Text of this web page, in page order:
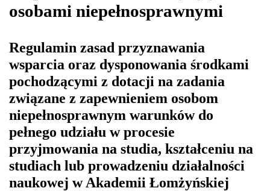
E-booki Projekt PWSIiP w Łomży dostępna i bez barier
Biblioteka Lektoraty z języków obcych
Koordynatorzy Zapewnienie dostepności
Ubezpieczenia Dom Studenta Kredyty studenckie Psycholog
Legia Akademicka
osobami niepełnosprawnymi
Regulamin zasad przyznawania
wsparcia oraz dysponowania środkami
pochodzącymi z dotacji na zadania
związane z zapewnieniem osobom
niepełnosprawnym warunków do
pełnego udziału w procesie
przyjmowania na studia, kształceniu na
studiach lub prowadzeniu działalności
naukowej w Akademii Łomżyńskiej